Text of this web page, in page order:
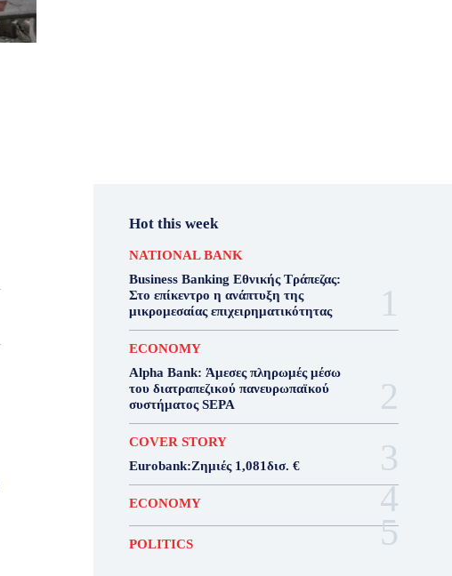
Hot this week
NATIONAL BANK
Business Banking Εθνικής Τράπεζας:
Στο επίκεντρο η ανάπτυξη της
μικρομεσαίας επιχειρηματικότητας
ECONOMY
Alpha Bank: Άμεσες πληρωμές μέσω
του διατραπεζικού πανευρωπαϊκού
συστήματος SEPA
COVER STORY
Eurobank:Ζημιές 1,081δισ. €
ECONOMY
POLITICS